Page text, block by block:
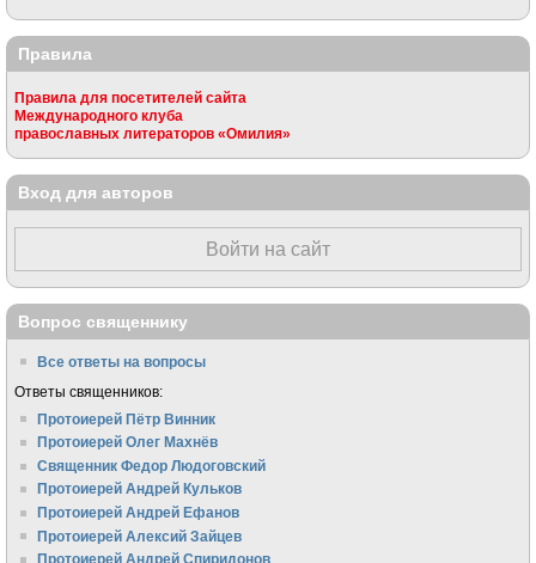
Правила
Правила для посетителей сайта
Международного клуба
православных литераторов «Омилия»
Вход для авторов
Войти на сайт
Вопрос священнику
Все ответы на вопросы
Ответы священников:
Протоиерей Пётр Винник
Протоиерей Олег Махнёв
Священник Федор Людоговский
Протоиерей Андрей Кульков
Протоиерей Андрей Ефанов
Протоиерей Алексий Зайцев
Протоиерей Андрей Спиридонов